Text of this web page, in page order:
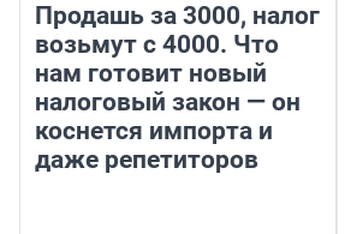
Продашь за 3000, налог
возьмут с 4000. Что
нам готовит новый
налоговый закон — он
коснется импорта и
даже репетиторов